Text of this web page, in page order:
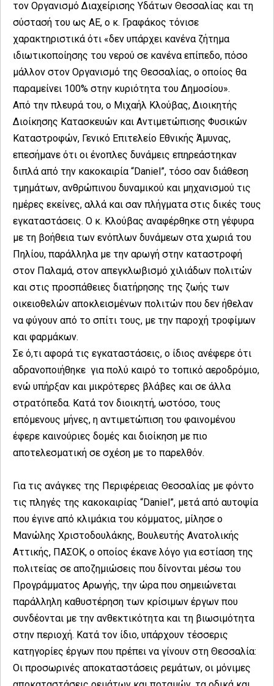
τον Οργανισμό Διαχείρισης Υδάτων Θεσσαλίας και τη
σύστασή του ως ΑΕ, ο κ. Γραφάκος τόνισε
χαρακτηριστικά ότι «δεν υπάρχει κανένα ζήτημα
ιδιωτικοποίησης του νερού σε κανένα επίπεδο, πόσο
μάλλον στον Οργανισμό της Θεσσαλίας, ο οποίος θα
παραμείνει 100% στην κυριότητα του Δημοσίου».
Από την πλευρά του, ο Μιχαήλ Κλούβας, Διοικητής
Διοίκησης Κατασκευών και Αντιμετώπισης Φυσικών
Καταστροφών, Γενικό Επιτελείο Εθνικής Άμυνας,
επεσήμανε ότι οι ένοπλες δυνάμεις επηρεάστηκαν
διπλά από την κακοκαιρία “Daniel”, τόσο σαν διάθεση
τμημάτων, ανθρώπινου δυναμικού και μηχανισμού τις
ημέρες εκείνες, αλλά και σαν πλήγματα στις δικές τους
εγκαταστάσεις. Ο κ. Κλούβας αναφέρθηκε στη γέφυρα
με τη βοήθεια των ενόπλων δυνάμεων στα χωριά του
Πηλίου, παράλληλα με την αρωγή στην καταστροφή
στον Παλαμά, στον απεγκλωβισμό χιλιάδων πολιτών
και στις προσπάθειες διατήρησης της ζωής των
οικειοθελών αποκλεισμένων πολιτών που δεν ήθελαν
να φύγουν από το σπίτι τους, με την παροχή τροφίμων
και φαρμάκων.
Σε ό,τι αφορά τις εγκαταστάσεις, ο ίδιος ανέφερε ότι
αδρανοποιήθηκε για πολύ καιρό το τοπικό αεροδρόμιο,
ενώ υπήρξαν και μικρότερες βλάβες και σε άλλα
στρατόπεδα. Κατά τον διοικητή, ωστόσο, τους
επόμενους μήνες, η αντιμετώπιση του φαινομένου
έφερε καινούριες δομές και διοίκηση με πιο
αποτελεσματική σε σχέση με το παρελθόν.
Για τις ανάγκες της Περιφέρειας Θεσσαλίας με φόντο
τις πληγές της κακοκαιρίας “Daniel”, μετά από αυτοψία
που έγινε από κλιμάκια του κόμματος, μίλησε ο
Μανώλης Χριστοδουλάκης, Βουλευτής Ανατολικής
Αττικής, ΠΑΣΟΚ, ο οποίος έκανε λόγο για εστίαση της
πολιτείας σε αποζημιώσεις που δίνονται μέσω του
Προγράμματος Αρωγής, την ώρα που σημειώνεται
παράλληλη καθυστέρηση των κρίσιμων έργων που
συνδέονται με την ανθεκτικότητα και τη βιωσιμότητα
στην περιοχή. Κατά τον ίδιο, υπάρχουν τέσσερις
κατηγορίες έργων που πρέπει να γίνουν στη Θεσσαλία:
Οι προσωρινές αποκαταστάσεις ρεμάτων, οι μόνιμες